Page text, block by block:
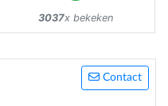
3037x bekeken
Contact